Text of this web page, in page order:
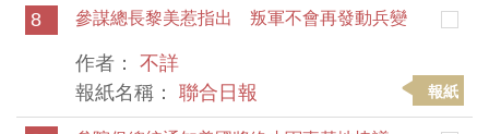
8 參謀總長黎美惹指出 叛軍不會再發動兵變
作者： 不詳
報紙名稱： 聯合日報 報紙